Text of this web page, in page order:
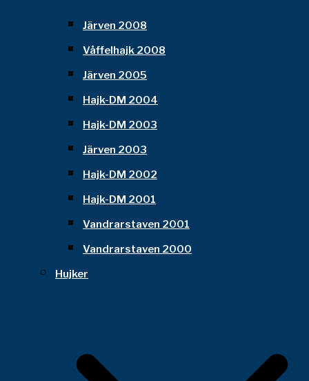
Järven 2008
Våffelhajk 2008
Järven 2005
Hajk-DM 2004
Hajk-DM 2003
Järven 2003
Hajk-DM 2002
Hajk-DM 2001
Vandrarstaven 2001
Vandrarstaven 2000
Hujker